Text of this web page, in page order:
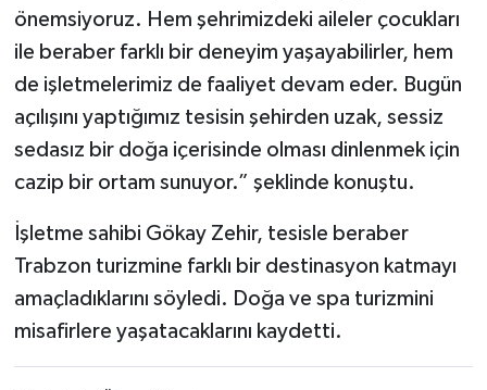
önemsiyoruz. Hem şehrimizdeki aileler çocukları
ile beraber farklı bir deneyim yaşayabilirler, hem
de işletmelerimiz de faaliyet devam eder. Bugün
açılışını yaptığımız tesisin şehirden uzak, sessiz
sedasız bir doğa içerisinde olması dinlenmek için
cazip bir ortam sunuyor.” şeklinde konuştu.
İşletme sahibi Gökay Zehir, tesisle beraber
Trabzon turizmine farklı bir destinasyon katmayı
amaçladıklarını söyledi. Doğa ve spa turizmini
misafirlere yaşatacaklarını kaydetti.